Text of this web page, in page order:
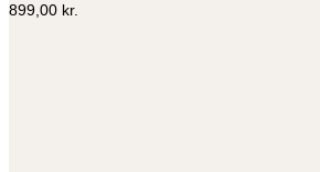
899,00 kr.